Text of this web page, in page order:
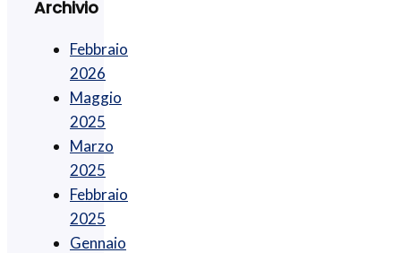
Archivio
Febbraio
2026
Maggio
2025
Marzo
2025
Febbraio
2025
Gennaio